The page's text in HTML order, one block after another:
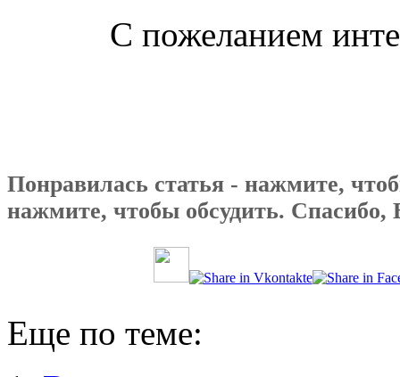
С пожеланием
Понравилась статья - нажмите,
нажмите, чтобы обсудить. Спасибо,
Еще по теме: